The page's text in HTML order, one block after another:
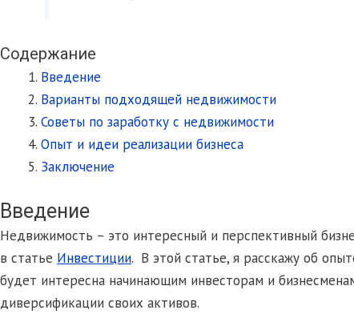
Содержание
Введение
Варианты подходящей недвижимости
Советы по заработку с недвижимости
Опыт и идеи реализации бизнеса
Заключение
Введение
Недвижимость – это интересный и перспективный
в статье Инвестиции. В этой статье, я расскажу об
будет интересна начинающим инвесторам и
диверсификации своих активов.